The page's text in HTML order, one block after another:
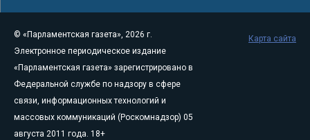
© «Парламентская газета», 2026 г.
Электронное периодическое издание
«Парламентская газета» зарегистрировано в
Федеральной службе по надзору в сфере
связи, информационных технологий и
массовых коммуникаций (Роскомнадзор) 05
августа 2011 года. 18+
Карта сайта